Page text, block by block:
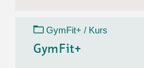
GymFit+ / Kurs
GymFit+